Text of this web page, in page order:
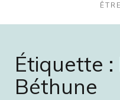
Étiquette :
Béthune